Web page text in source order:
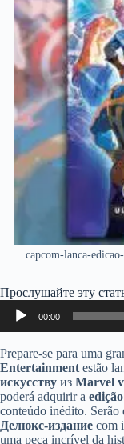
capcom-lanca-
Прослушайте эту
Аудиоплеер
00:00
Prepare-se para uma
Entertainment estão
искусству из Marvel
poderá adquirir a
conteúdo inédito. Serão
Делюкс-издание com
uma peça incrível da